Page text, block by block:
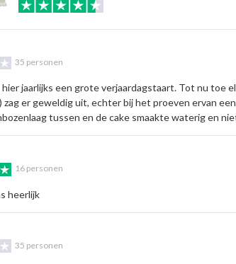
35 personen
jaarlijks een grote verjaardagstaart. Tot nu toe
zag er geweldig uit, echter bij het proeven ervan
tussen en de cake smaakte waterig en
16 personen
heerlijk
35 personen